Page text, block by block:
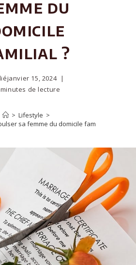
du
?
janvier 15, 2024
de lecture
> Lifestyle >
sa femme du domicile familial ?